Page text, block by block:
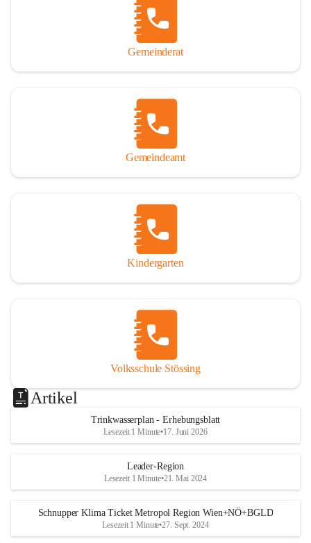
Gemeinderat
Gemeindeamt
Kindergarten
Volksschule Stössing
Artikel
Trinkwasserplan - Erhebungsblatt
Lesezeit 1 Minute•17. Juni 2026
Leader-Region
Lesezeit 1 Minute•21. Mai 2024
Schnupper Klima Ticket Metropol Region Wien+NÖ+BGLD
Lesezeit 1 Minute•27. Sept. 2024